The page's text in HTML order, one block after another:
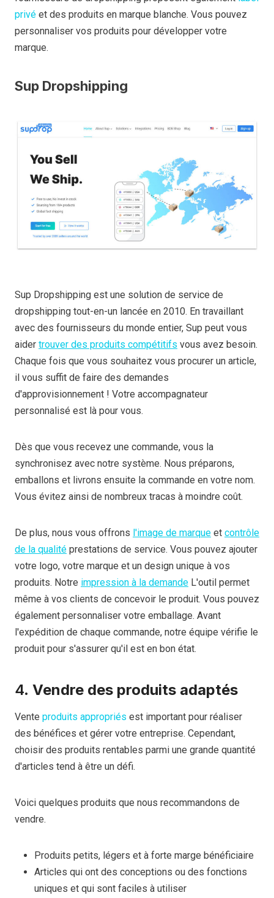
privé et des produits en marque blanche. Vous pouvez
personnaliser vos produits pour développer votre
marque.
Sup Dropshipping
Sup Dropshipping est une solution de service de
dropshipping tout-en-un lancée en 2010. En travaillant
avec des fournisseurs du monde entier, Sup peut vous
aider trouver des produits compétitifs vous avez besoin.
Chaque fois que vous souhaitez vous procurer un article,
il vous suffit de faire des demandes
d'approvisionnement ! Votre accompagnateur
personnalisé est là pour vous.
Dès que vous recevez une commande, vous la
synchronisez avec notre système. Nous préparons,
emballons et livrons ensuite la commande en votre nom.
Vous évitez ainsi de nombreux tracas à moindre coût.
De plus, nous vous offrons l'image de marque et contrôle
de la qualité prestations de service. Vous pouvez ajouter
votre logo, votre marque et un design unique à vos
produits. Notre impression à la demande L'outil permet
même à vos clients de concevoir le produit. Vous pouvez
également personnaliser votre emballage. Avant
l'expédition de chaque commande, notre équipe vérifie le
produit pour s'assurer qu'il est en bon état.
4. Vendre des produits adaptés
Vente produits appropriés est important pour réaliser
des bénéfices et gérer votre entreprise. Cependant,
choisir des produits rentables parmi une grande quantité
d'articles tend à être un défi.
Voici quelques produits que nous recommandons de
vendre.
Produits petits, légers et à forte marge bénéficiaire
Articles qui ont des conceptions ou des fonctions
uniques et qui sont faciles à utiliser